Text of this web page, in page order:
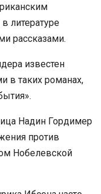
литературе
рассказами.
известен
в таких романах,
Надин Гордимер
против
Нобелевской